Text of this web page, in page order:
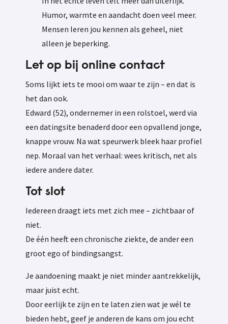
Humor, warmte en aandacht doen veel meer.
Mensen leren jou kennen als geheel, niet
alleen je beperking.
Let op bij online contact
Soms lijkt iets te mooi om waar te zijn – en dat is
het dan ook.
Edward (52), ondernemer in een rolstoel, werd via
een datingsite benaderd door een opvallend jonge,
knappe vrouw. Na wat speurwerk bleek haar profiel
nep. Moraal van het verhaal: wees kritisch, net als
iedere andere dater.
Tot slot
Iedereen draagt iets met zich mee – zichtbaar of
niet.
De één heeft een chronische ziekte, de ander een
groot ego of bindingsangst.
Je aandoening maakt je niet minder aantrekkelijk,
maar juist echt.
Door eerlijk te zijn en te laten zien wat je wél te
bieden hebt, geef je anderen de kans om jou echt